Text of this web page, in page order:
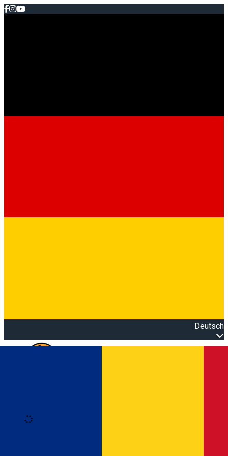
Deutsch